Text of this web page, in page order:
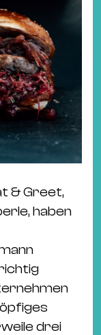
& Greet,
haben
drei